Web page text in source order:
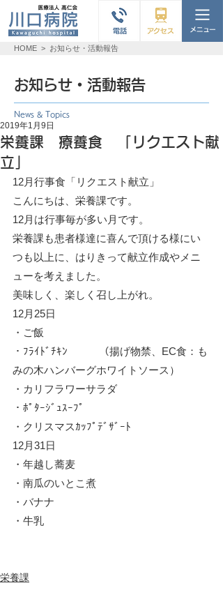
HOME > お知らせ・活動報告
お知らせ・活動報告
News & Topics
栄養課 療養食 「リクエスト献
立」
2019年1月9日
12月行事食「リクエスト献立」
こんにちは、栄養課です。
12月は行事毎が多い月です。
栄養課も患者様達に喜んで頂ける様にい
つも以上に、はりきって献立作成やメニ
ューを考えました。
美味しく、楽しく召し上がれ。
12月25日
・ご飯
・ﾌﾗｲﾄﾞﾁｷﾝ　　　（揚げ物禁、EC食：も
みの木ハンバーグホワイトソース）
・カリフラワーサラダ
・ﾎﾟﾀｰｼﾞｭｽｰﾌﾟ
・クリスマスｶｯﾌﾟﾃﾞｻﾞｰﾄ
12月31日
・年越し蕎麦
・南瓜のいとこ煮
・バナナ
・牛乳
栄養課